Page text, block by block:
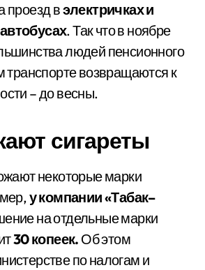
проезд вэлектричках и
. Так что в ноябре
людей пенсионного
транспорте возвращаются к
– до весны.
сигареты
некоторые марки
у компании «Табак–
на отдельные марки
30 копеек. Об этом
по налогам и